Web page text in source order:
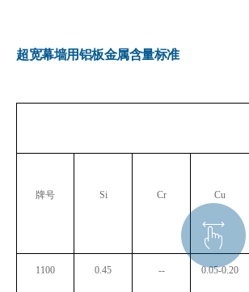
超宽幕墙用铝板金属含量标准
牌号 Si Cr Cu
1100 0.45 -- 0.05-0.20